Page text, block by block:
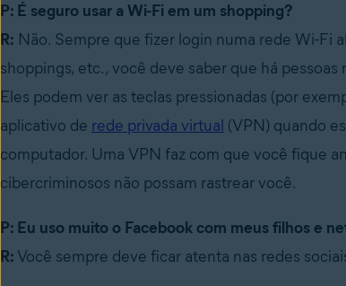
P: É seguro usar a Wi-Fi em um shopping?
R: Não. Sempre que fizer login numa rede Wi-Fi
shoppings, etc., você deve saber que há
Eles podem ver as teclas pressionadas (por
aplicativo de rede privada virtual (VPN) quando
computador. Uma VPN faz com que você fique
cibercriminosos não possam rastrear você.
P: Eu uso muito o Facebook com meus filhos e
R: Você sempre deve ficar atenta nas redes